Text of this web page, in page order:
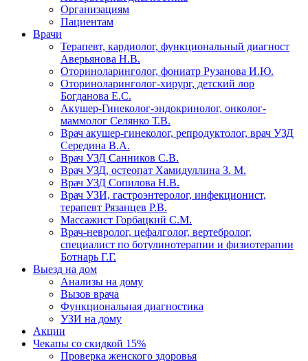
Организациям
Пациентам
Врачи
Терапевт, кардиолог, функциональный диагност
Аверьянова Н.В.
Оториноларинголог, фониатр Рузанова И.Ю.
Оториноларинголог-хирург, детский лор
Богданова Е.С.
Акушер-Гинеколог-эндокринолог, онколог-
маммолог Селянко Т.В.
Врач акушер-гинеколог, репродуктолог, врач УЗД
Середина В.А.
Врач УЗД Санников С.В.
Врач УЗД, остеопат Хамидуллина З. М.
Врач УЗД Сопилова Н.В.
Врач УЗИ, гастроэнтеролог, инфекционист,
терапевт Рязанцев Р.В.
Массажист Горбацкий С.М.
Врач-невролог, цефалголог, вертебролог,
специалист по ботулинотерапии и физиотерапии
Ботнарь Г.Г.
Выезд на дом
Анализы на дому
Вызов врача
Функциональная диагностика
УЗИ на дому
Акции
Чекапы со скидкой 15%
Проверка женского здоровья